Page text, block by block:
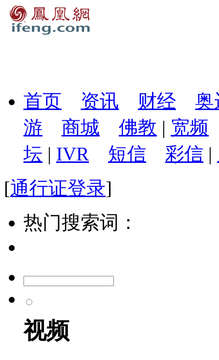
首页 资讯 财经
奥
游
商城 佛教 | 宽频
坛 | IVR 短信 彩信 |
[通行证登录]
热门搜索词：
视频